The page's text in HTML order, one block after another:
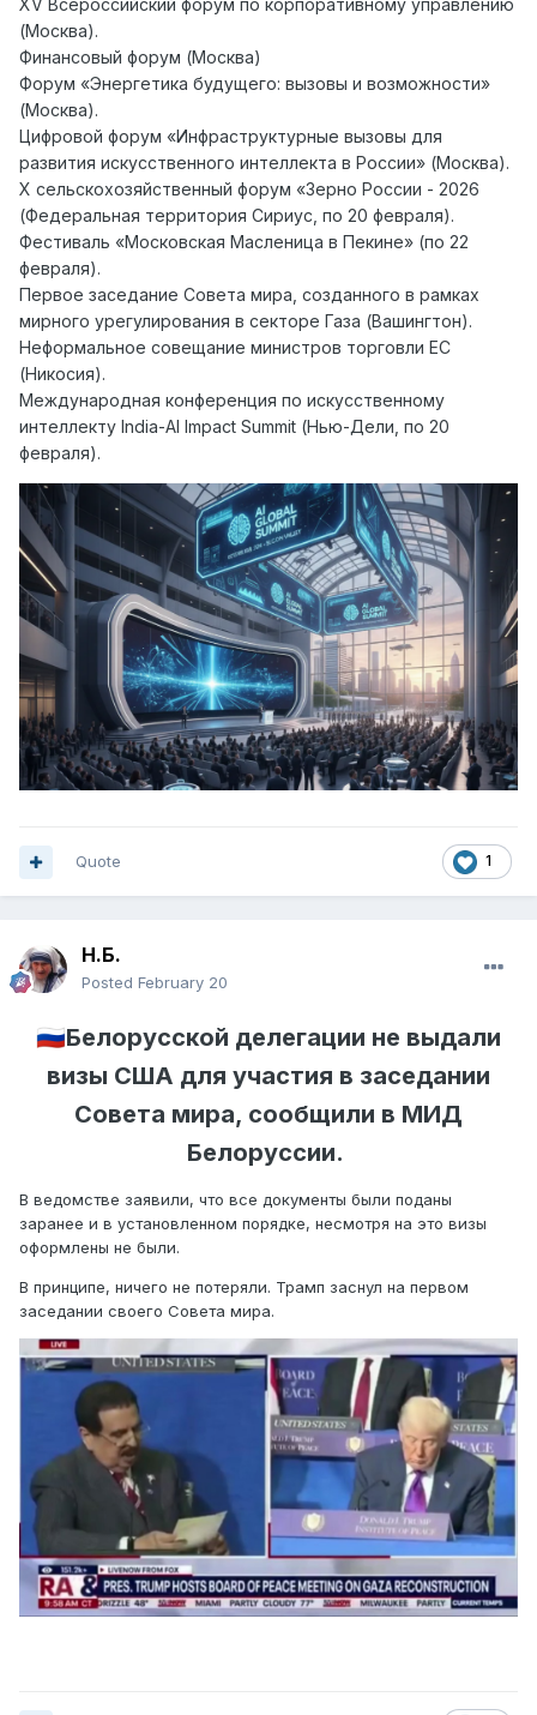
XV Всероссийский форум по корпоративному управлению
(Москва).
Финансовый форум (Москва)
Форум «Энергетика будущего: вызовы и возможности»
(Москва).
Цифровой форум «Инфраструктурные вызовы для
развития искусственного интеллекта в России» (Москва).
X сельскохозяйственный форум «Зерно России - 2026
(Федеральная территория Сириус, по 20 февраля).
Фестиваль «Московская Масленица в Пекине» (по 22
февраля).
Первое заседание Совета мира, созданного в рамках
мирного урегулирования в секторе Газа (Вашингтон).
Неформальное совещание министров торговли ЕС
(Никосия).
Международная конференция по искусственному
интеллекту India-AI Impact Summit (Нью-Дели, по 20
февраля).
1
Quote
Н.Б.
Posted February 20
🇷🇺Белорусской делегации не выдали
визы США для участия в заседании
Совета мира, сообщили в МИД
Белоруссии.
В ведомстве заявили, что все документы были поданы
заранее и в установленном порядке, несмотря на это визы
оформлены не были.
В принципе, ничего не потеряли. Трамп заснул на первом
заседании своего Совета мира.